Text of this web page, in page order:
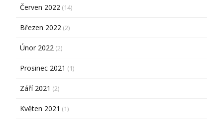
Červen 2022 (14)
Březen 2022 (2)
Únor 2022 (2)
Prosinec 2021 (1)
Září 2021 (2)
Květen 2021 (1)